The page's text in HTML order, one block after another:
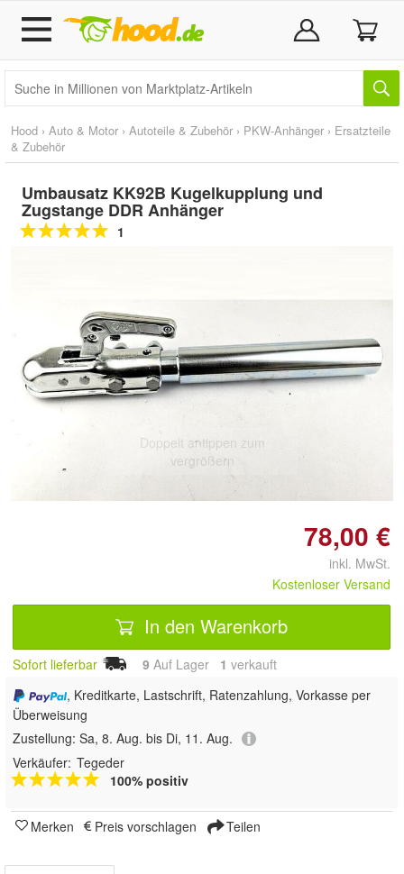
Hood › Auto & Motor › Autoteile & Zubehör › PKW-Anhänger › Ersatzteile
& Zubehör
Umbausatz KK92B Kugelkupplung und
Zugstange DDR Anhänger
1
Doppelt antippen zum
vergrößern
78,00 €
inkl. MwSt.
Kostenloser Versand
In den Warenkorb
Sofort lieferbar 9 Auf Lager 1 verkauft
, Kreditkarte, Lastschrift, Ratenzahlung, Vorkasse per
Überweisung
Zustellung: Sa, 8. Aug. bis Di, 11. Aug.
Verkäufer: Tegeder
100% positiv
Merken Preis vorschlagen Teilen